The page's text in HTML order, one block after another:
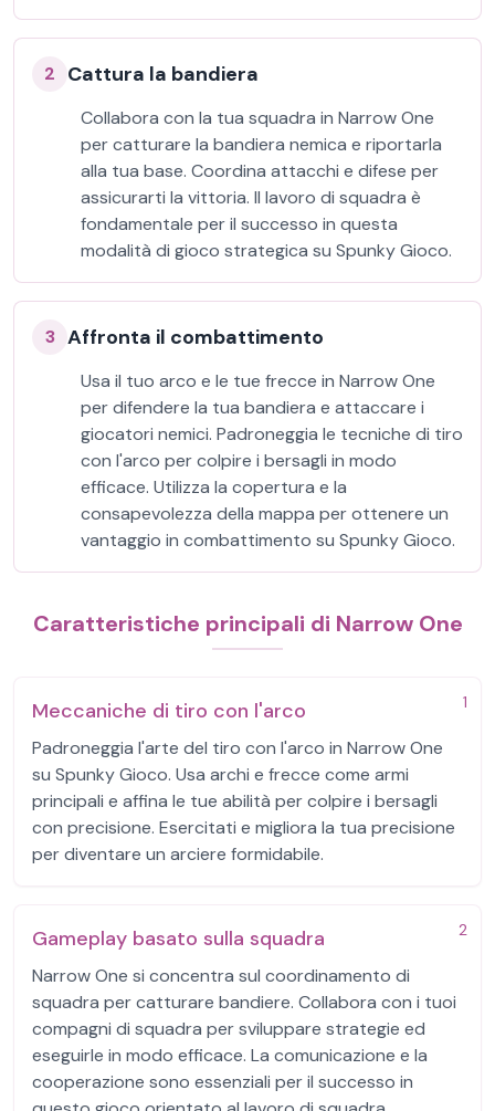
2 Cattura la bandiera
Collabora con la tua squadra in Narrow One
per catturare la bandiera nemica e riportarla
alla tua base. Coordina attacchi e difese per
assicurarti la vittoria. Il lavoro di squadra è
fondamentale per il successo in questa
modalità di gioco strategica su Spunky Gioco.
3 Affronta il combattimento
Usa il tuo arco e le tue frecce in Narrow One
per difendere la tua bandiera e attaccare i
giocatori nemici. Padroneggia le tecniche di tiro
con l'arco per colpire i bersagli in modo
efficace. Utilizza la copertura e la
consapevolezza della mappa per ottenere un
vantaggio in combattimento su Spunky Gioco.
Caratteristiche principali di Narrow One
1
Meccaniche di tiro con l'arco
Padroneggia l'arte del tiro con l'arco in Narrow One
su Spunky Gioco. Usa archi e frecce come armi
principali e affina le tue abilità per colpire i bersagli
con precisione. Esercitati e migliora la tua precisione
per diventare un arciere formidabile.
2
Gameplay basato sulla squadra
Narrow One si concentra sul coordinamento di
squadra per catturare bandiere. Collabora con i tuoi
compagni di squadra per sviluppare strategie ed
eseguirle in modo efficace. La comunicazione e la
cooperazione sono essenziali per il successo in